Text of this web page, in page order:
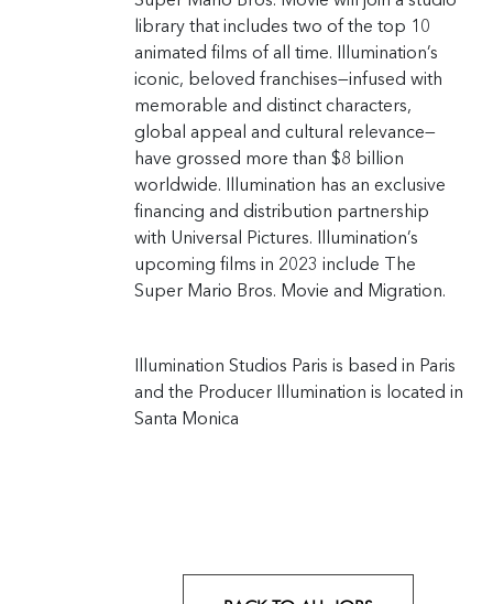
library that includes two of the top 10
animated films of all time. Illumination’s
iconic, beloved franchises—infused with
memorable and distinct characters,
global appeal and cultural relevance—
have grossed more than $8 billion
worldwide. Illumination has an exclusive
financing and distribution partnership
with Universal Pictures. Illumination’s
upcoming films in 2023 include
The
Super Mario Bros. Movie and Migration.
Illumination Studios Paris is based in Paris
and the Producer Illumination is located in
Santa Monica